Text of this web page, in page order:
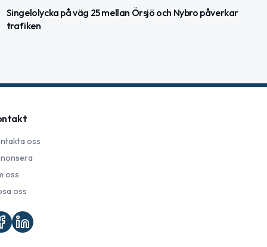
Singelolycka på väg 25 mellan Örsjö och Nybro påverkar
trafiken
oss
oss
oss